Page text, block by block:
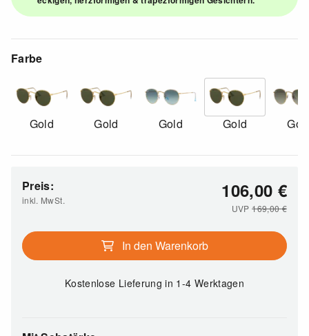
Farbe
Gold Gold Gold Gold
Preis:
inkl. MwSt. 106,00 €
UVP169,00€
In den Warenkorb
Kostenlose Lieferungin 1-4 Werktagen